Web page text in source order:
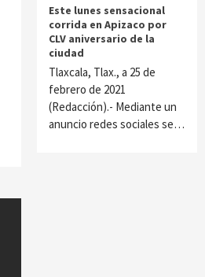
Este lunes sensacional
corrida en Apizaco por
CLV aniversario de la
ciudad
Tlaxcala, Tlax., a 25 de
febrero de 2021
(Redacción).- Mediante un
anuncio redes sociales se…